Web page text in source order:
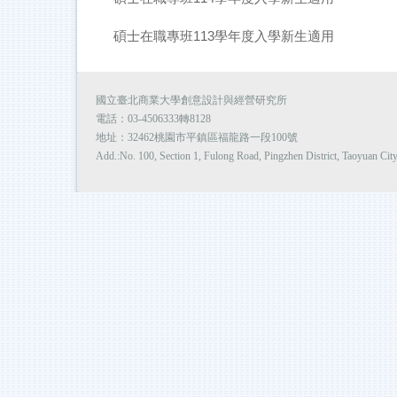
碩士在職專班113學年度入學新生適用
國立臺北商業大學創意設計與經營研究所
電話：03-4506333轉8128
地址：32462桃園市平鎮區福龍路一段100號
Add.:No. 100, Section 1, Fulong Road, Pingzhen District, Taoyuan